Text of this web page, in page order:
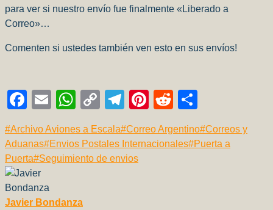
para ver si nuestro envío fue finalmente «Liberado a
Correo»…
Comenten si ustedes también ven esto en sus envíos!
F
c
e
b
o
E
ail
W
at
s
p
C
p
y
T
e
gr
Pi
er
R
d
m
Etiquetas
de
la
entrada:
#Archivo Aviones a Escala#Correo Argentino#Correos y
Aduanas#Envios Postales Internacionales#Puerta a
Puerta#Seguimiento de envios
Javier Bondanza